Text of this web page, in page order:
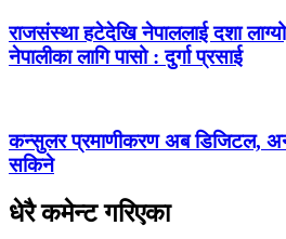
राजसंस्था हटेदेखि नेपाललाई दशा
नेपालीका लागि पासो : दुर्गा प्रसाई
कन्सुलर प्रमाणीकरण अब डिजिटल,
सकिने
धेरै कमेन्ट गरिएका